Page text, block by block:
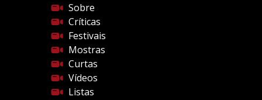
Sobre
Críticas
Festivais
Mostras
Curtas
Vídeos
Listas